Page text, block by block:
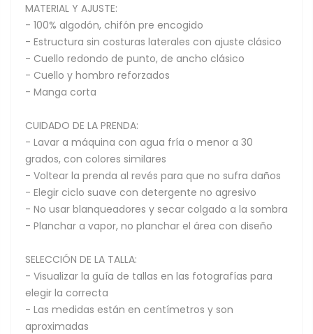
MATERIAL Y AJUSTE:
- 100% algodón, chifón pre encogido
- Estructura sin costuras laterales con ajuste clásico
- Cuello redondo de punto, de ancho clásico
- Cuello y hombro reforzados
- Manga corta
CUIDADO DE LA PRENDA:
- Lavar a máquina con agua fría o menor a 30
grados, con colores similares
- Voltear la prenda al revés para que no sufra daños
- Elegir ciclo suave con detergente no agresivo
- No usar blanqueadores y secar colgado a la sombra
- Planchar a vapor, no planchar el área con diseño
SELECCIÓN DE LA TALLA:
- Visualizar la guía de tallas en las fotografías para
elegir la correcta
- Las medidas están en centímetros y son
aproximadas